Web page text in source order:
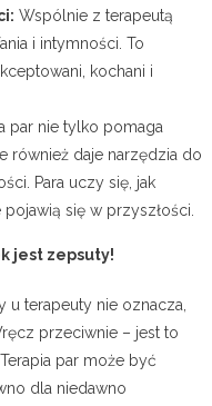
Wspólnie z terapeutą
i intymności. To
kochani i
par nie tylko pomaga
również daje narzędzia do
Para uczy się, jak
się w przyszłości.
jest zepsuty!
terapeuty nie oznacza,
przeciwnie – jest to
par może być
dla niedawno